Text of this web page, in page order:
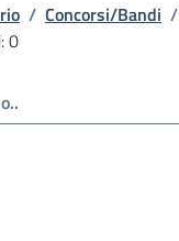
/ Concorsi/Bandi /
0